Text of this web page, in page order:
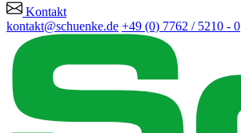
Kontakt
kontakt@schuenke.de +49 (0) 7762 / 5210 - 0